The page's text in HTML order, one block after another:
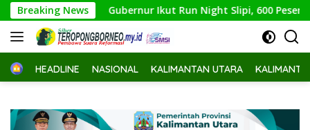
Langsung
ke
konten
Breaking News
Gubernur Ikut Run Night Slipi, 600 Peserta Ramaikan
HomeHEADLINE NASIONAL KALIMANTAN UTARA